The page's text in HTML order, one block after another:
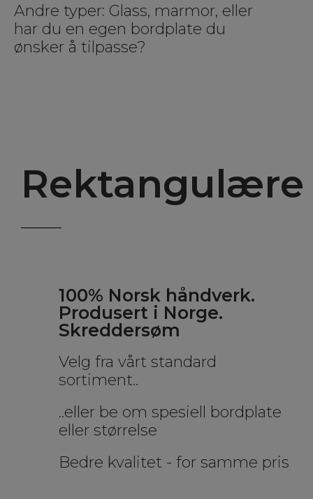
Andre typer: Glass, marmor, eller
har du en egen bordplate du
ønsker å tilpasse?
Rektangulære
100% Norsk håndverk.
Produsert i Norge.
Skreddersøm
Velg fra vårt standard
sortiment..
..eller be om spesiell bordplate
eller størrelse
Bedre kvalitet - for samme pris